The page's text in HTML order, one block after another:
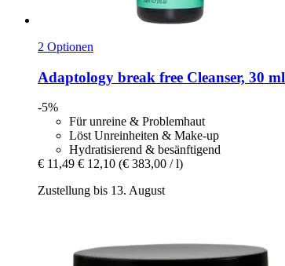
2 Optionen
Adaptology break free Cleanser, 30 ml
-5%
Für unreine & Problemhaut
Löst Unreinheiten & Make-up
Hydratisierend & besänftigend
€ 11,49 € 12,10 (€ 383,00 / l)
Zustellung bis 13. August